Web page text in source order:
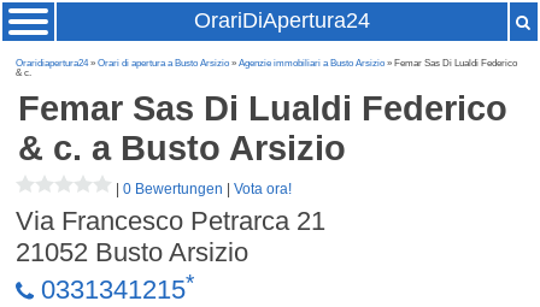
OrariDiApertura24
Oraridiapertura24»Orari di apertura a Busto Arsizio »Agenzie immobiliari a Busto Arsizio » Femar Sas Di Lualdi Federico
& c.
Femar Sas Di Lualdi Federico
& c. a Busto Arsizio
|0 Bewertungen |Vota ora!
Via Francesco Petrarca 21
21052 Busto Arsizio
0331341215*